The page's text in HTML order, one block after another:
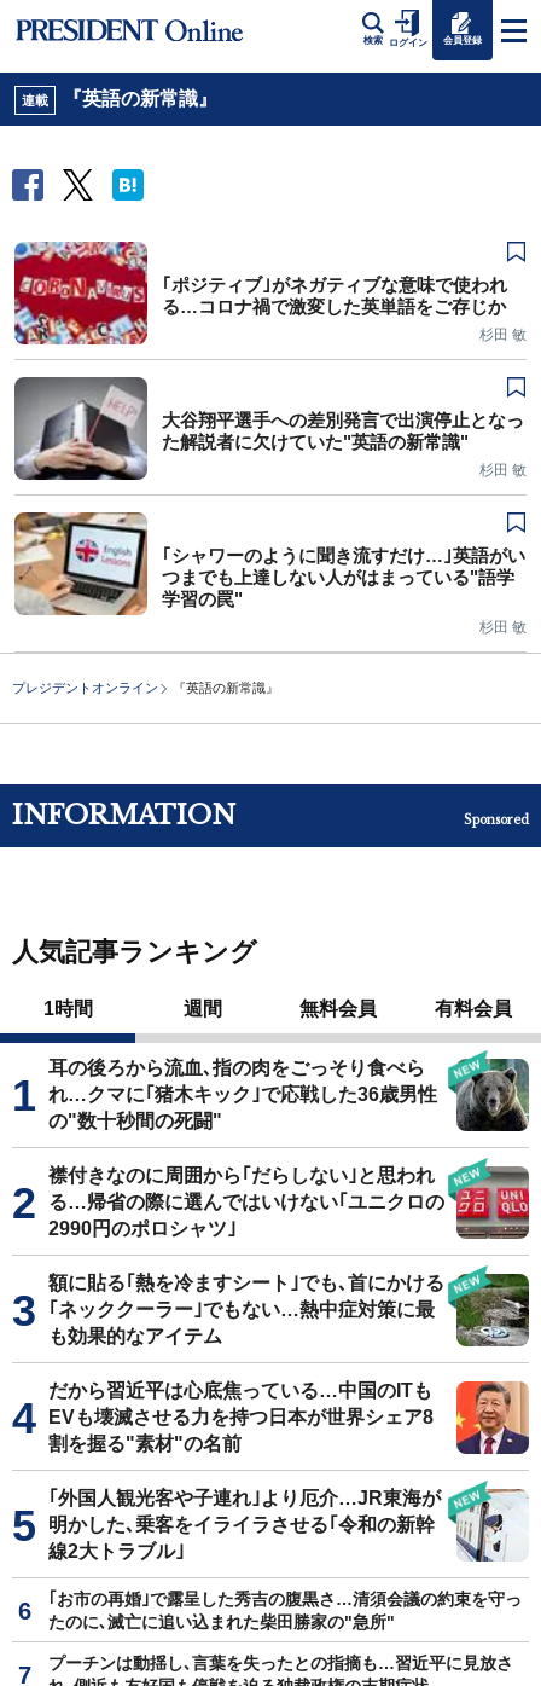
検索 ログイン 会員登録
連載 『英語の新常識』
｢ポジティブ｣がネガティブな意味で使われ
る…コロナ禍で激変した英単語をご存じか
杉田 敏
大谷翔平選手への差別発言で出演停止となっ
た解説者に欠けていた"英語の新常識"
杉田 敏
｢シャワーのように聞き流すだけ…｣英語がい
つまでも上達しない人がはまっている"語学
学習の罠"
杉田 敏
プレジデントオンライン 『英語の新常識』
INFORMATION Sponsored
人気記事ランキング
1時間 週間 無料会員 有料会員
耳の後ろから流血､指の肉をごっそり食べら
れ…クマに｢猪木キック｣で応戦した36歳男性
の"数十秒間の死闘"
襟付きなのに周囲から｢だらしない｣と思われ
る…帰省の際に選んではいけない｢ユニクロの
2990円のポロシャツ｣
額に貼る｢熱を冷ますシート｣でも､首にかける
｢ネッククーラー｣でもない…熱中症対策に最
も効果的なアイテム
だから習近平は心底焦っている…中国のITも
EVも壊滅させる力を持つ日本が世界シェア8
割を握る"素材"の名前
｢外国人観光客や子連れ｣より厄介…JR東海が
明かした､乗客をイライラさせる｢令和の新幹
線2大トラブル｣
｢お市の再婚｣で露呈した秀吉の腹黒さ…清須会議の約束を守っ
たのに､滅亡に追い込まれた柴田勝家の"急所"
プーチンは動揺し､言葉を失ったとの指摘も…習近平に見放さ